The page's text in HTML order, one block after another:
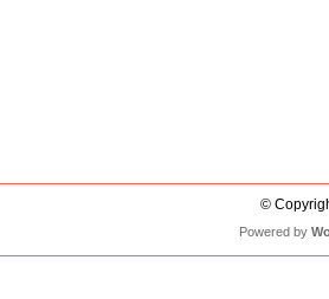
©
Powered by